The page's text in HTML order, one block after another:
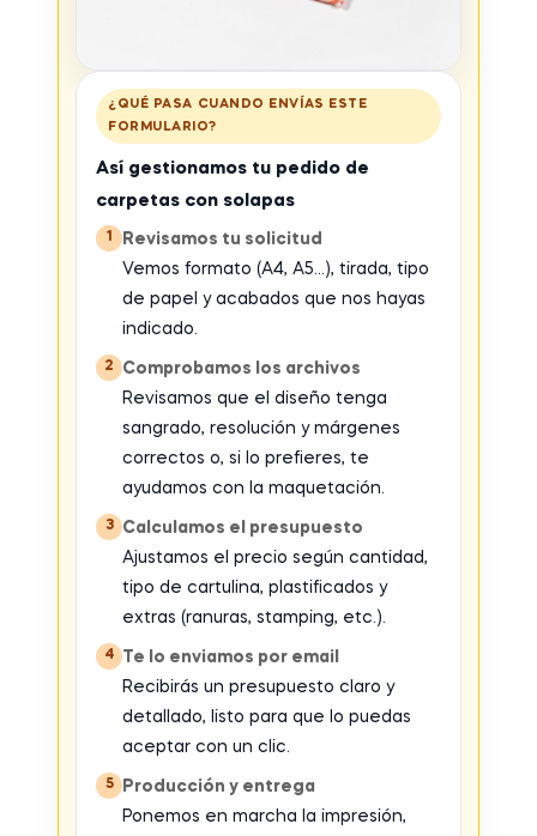
¿QUÉ PASA CUANDO ENVÍAS ESTE
FORMULARIO?
Así gestionamos tu pedido de
carpetas con solapas
1
Revisamos tu solicitud
Vemos formato (A4, A5…), tirada, tipo
de papel y acabados que nos hayas
indicado.
2
Comprobamos los archivos
Revisamos que el diseño tenga
sangrado, resolución y márgenes
correctos o, si lo prefieres, te
ayudamos con la maquetación.
3
Calculamos el presupuesto
Ajustamos el precio según cantidad,
tipo de cartulina, plastificados y
extras (ranuras, stamping, etc.).
4
Te lo enviamos por email
Recibirás un presupuesto claro y
detallado, listo para que lo puedas
aceptar con un clic.
5
Producción y entrega
Ponemos en marcha la impresión,